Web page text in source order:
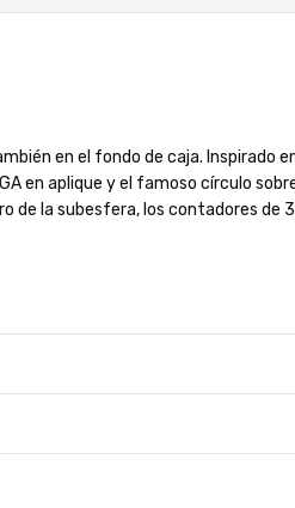
en el fondo de caja. Inspirado
en aplique y el famoso círculo
de la subesfera, los contadores de